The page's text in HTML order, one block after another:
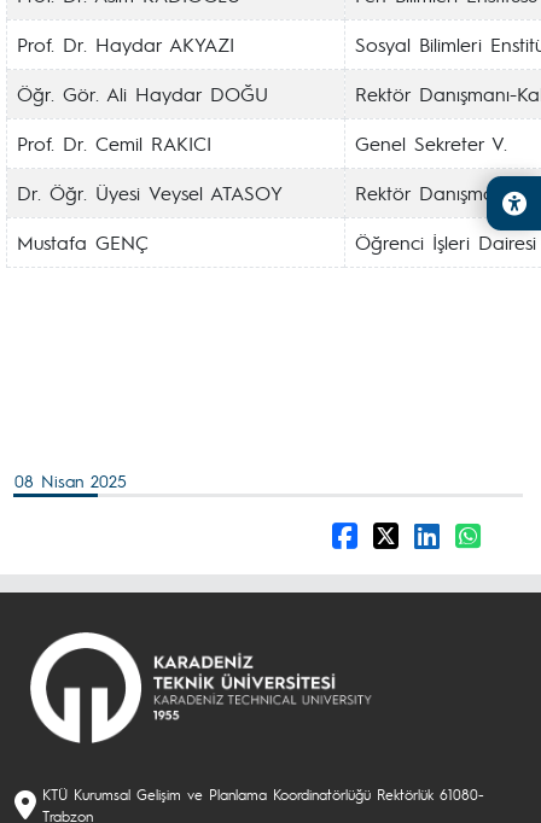
Prof. Dr. Haydar AKYAZI
Sosyal Bilimleri
Öğr. Gör. Ali Haydar DOĞU
Rektör Danışmanı-
Prof. Dr. Cemil RAKICI
Genel Sekreter V.
Dr. Öğr. Üyesi Veysel ATASOY
Rektör Danışmanı-
Mustafa GENÇ
Öğrenci İşleri
08 Nisan 2025
KTÜ Kurumsal Gelişim ve Planlama Koordinatörlüğü Rektörlük 61080-
Trabzon